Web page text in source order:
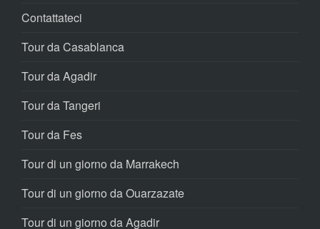
Contattateci
Tour da Casablanca
Tour da Agadir
Tour da Tangeri
Tour da Fes
Tour di un giorno da Marrakech
Tour di un giorno da Ouarzazate
Tour di un giorno da Agadir